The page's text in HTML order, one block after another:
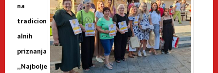
na
tradicion
alnih
priznanja
„Najbolje